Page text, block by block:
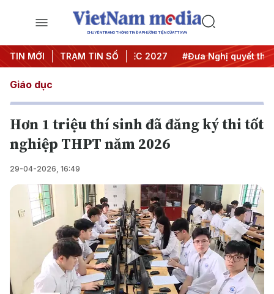
CHUYÊN TRANG THÔNG TIN ĐA PHƯƠNG TIỆN CỦA TTXVN
TIN MỚI TRẠM TIN SỐ
Trung ương 3 #APEC 2027 #Đưa Nghị quyết thành
Giáo dục
Hơn 1 triệu thí sinh đã đăng ký thi tốt
nghiệp THPT năm 2026
29-04-2026, 16:49
Play